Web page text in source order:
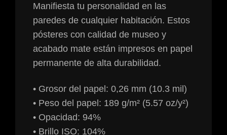
Manifiesta tu personalidad en las
paredes de cualquier habitación. Estos
pósteres con calidad de museo y
acabado mate están impresos en papel
permanente de alta durabilidad.
• Grosor del papel: 0,26 mm (10.3 mil)
• Peso del papel: 189 g/m² (5.57 oz/y²)
• Opacidad: 94%
• Brillo ISO: 104%